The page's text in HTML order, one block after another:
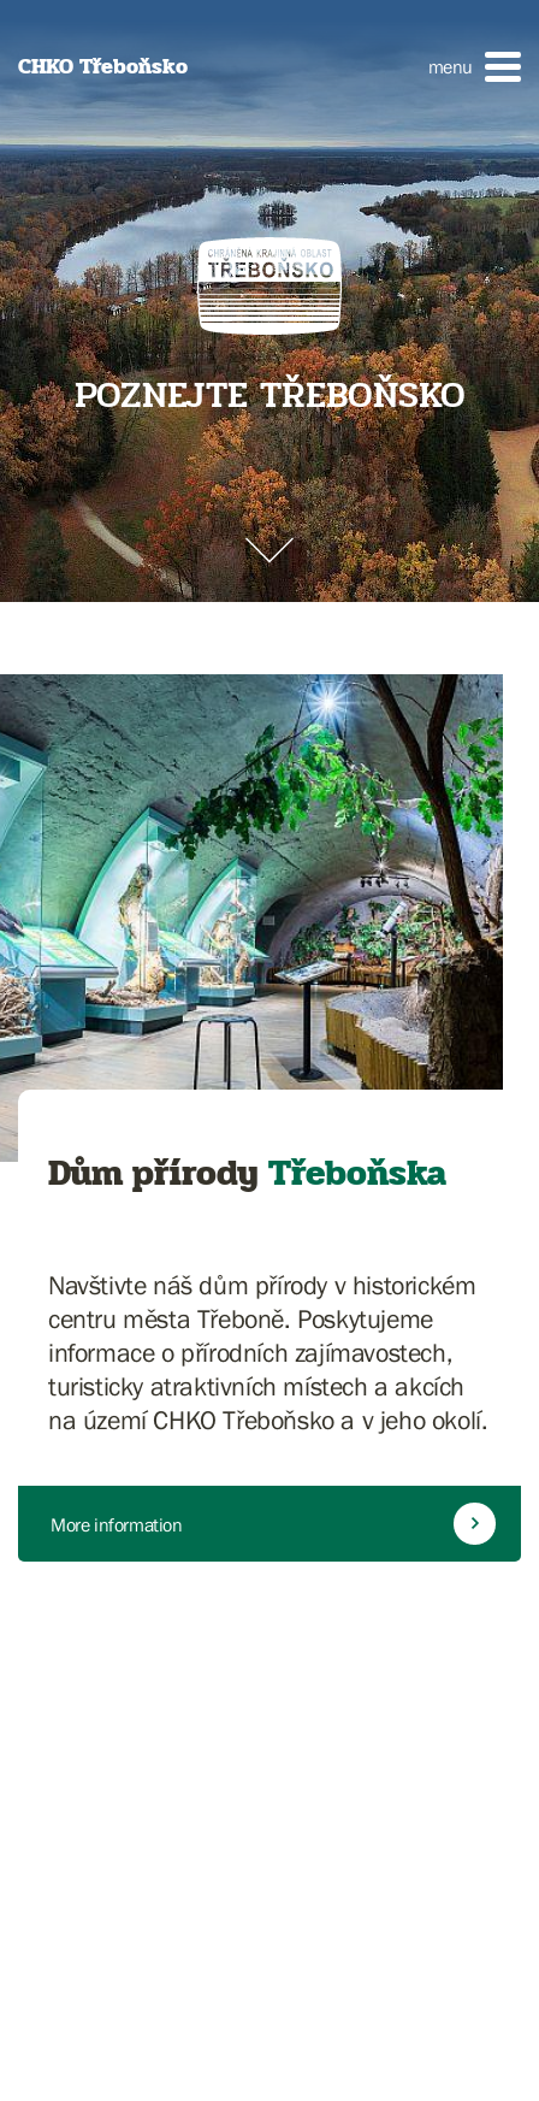
CHKO Třeboňsko menu
POZNEJTE TŘEBOŇSKO
Dům přírodyTřeboňska
Navštivte náš dům přírody v historickém
centru města Třeboně. Poskytujeme
informace o přírodních zajímavostech,
turisticky atraktivních místech a akcích
na území CHKO Třeboňsko a v jeho okolí.
More information